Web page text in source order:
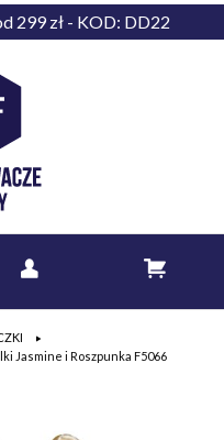
299 zł - KOD: DD22
Jasmine i Roszpunka F5066